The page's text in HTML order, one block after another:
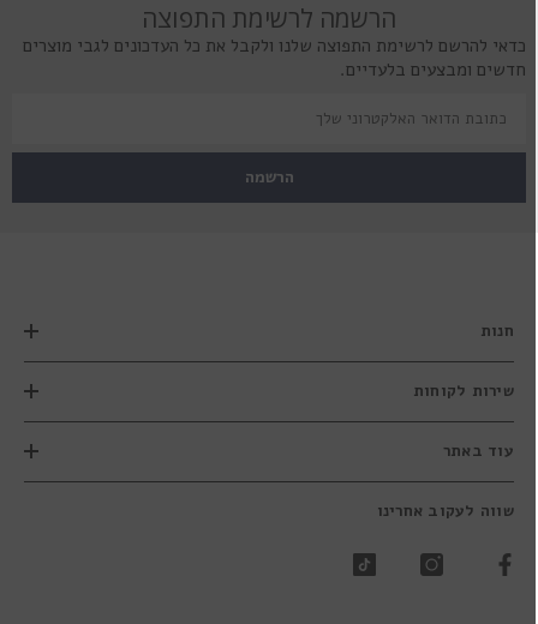
הרשמה לרשימת התפוצה
כדאי להרשם לרשימת התפוצה שלנו ולקבל את כל העדכונים לגבי מוצרים
חדשים ומבצעים בלעדיים.
הרשמה
חנות
שירות לקוחות
עוד באתר
שווה לעקוב אחרינו